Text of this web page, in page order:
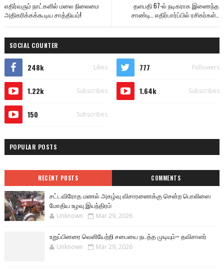
தளபதி 67-ல் நடிகராக இணைந்த
சாண்டி.. எதிர்பார்ப்பில் ரசிகர்கள்..
எதிர்வரும் நாட்களில் மலை நிலைமை
அதிகரிக்கக்கூடிய சாத்தியம்!
SOCIAL COUNTER
248k Likes 777 Followers
1.22k Subscribes 1.64k Subscribes
150 Subscribes
POPULAR POSTS
RECENT POSTS COMMENTS
சட்டவிரோத மணல் அகழ்வு விசாரணைக்கு சென்ற பொலிஸை
மோதிய உழவு இயந்திரம்
Unknown Mar 29, 2026
உறுப்பினரை வெளியேற்றி சபையை நடத்த முடியும்– தவிசாளர்
Unknown Mar 29, 2026